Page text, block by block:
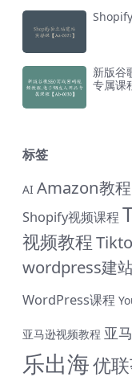
新版谷
专属课
标签
AI Amazon教程
Shopify视频课程
视频教程
wordpress建
WordPress课程
亚马逊视频教程 亚
乐出海优